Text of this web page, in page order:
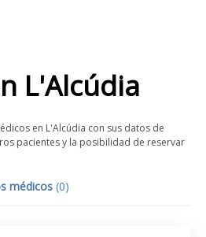
L'Alcúdia
en L'Alcúdia con sus datos de
pacientes y la posibilidad de reservar
médicos (0)